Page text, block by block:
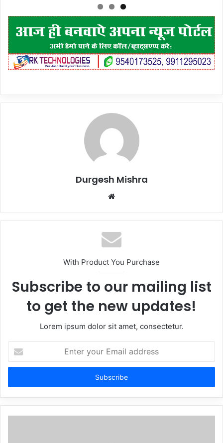
Durgesh Mishra
Website
With Product You Purchase
Subscribe to our mailing list
to get the new updates!
Lorem ipsum dolor sit amet, consectetur.
Enter
your
Email